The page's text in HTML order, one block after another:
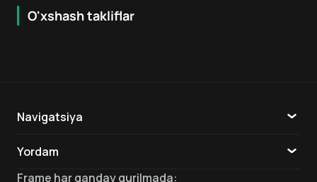
O'xshash takliflar
18 + 7.8
Navigatsiya
Yordam
Aloqa
Frame har qanday qurilmada: